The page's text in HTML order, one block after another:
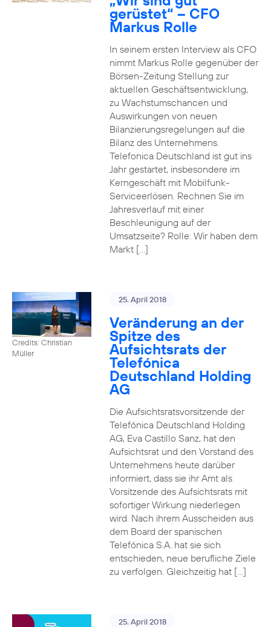
gerüstet“ – CFO
Markus Rolle
In seinem ersten Interview als CFO
nimmt Markus Rolle gegenüber der
Börsen-Zeitung Stellung zur
aktuellen Geschäftsentwicklung,
zu Wachstumschancen und
Auswirkungen von neuen
Bilanzierungsregelungen auf die
Bilanz des Unternehmens.
Telefonica Deutschland ist gut ins
Jahr gestartet, insbesondere im
Kerngeschäft mit Mobilfunk-
Serviceerlösen. Rechnen Sie im
Jahresverlauf mit einer
Beschleunigung auf der
Umsatzseite? Rolle: Wir haben dem
Markt […]
Credits: Christian
Müller
25. April 2018
Veränderung an der
Spitze des
Aufsichtsrats der
Telefónica
Deutschland Holding
AG
Die Aufsichtsratsvorsitzende der
Telefónica Deutschland Holding
AG, Eva Castillo Sanz, hat den
Aufsichtsrat und den Vorstand des
Unternehmens heute darüber
informiert, dass sie ihr Amt als
Vorsitzende des Aufsichtsrats mit
sofortiger Wirkung niederlegen
wird. Nach ihrem Ausscheiden aus
dem Board der spanischen
Telefónica S.A. hat sie sich
entschieden, neue berufliche Ziele
zu verfolgen. Gleichzeitig hat […]
25. April 2018